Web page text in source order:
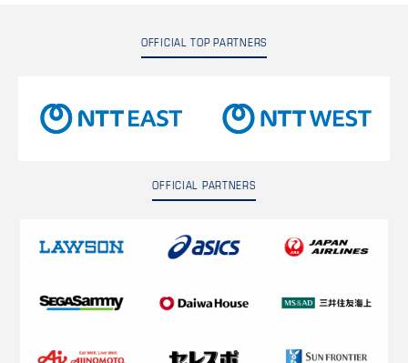
OFFICIAL TOP PARTNERS
OFFICIAL PARTNERS